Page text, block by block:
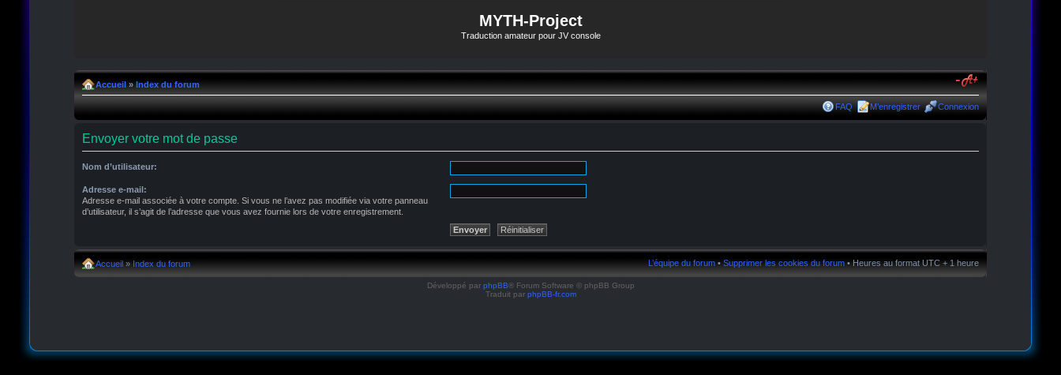
MYTH-Project
Traduction amateur pour JV console
Accueil» Index du forum
FAQ M’enregistrer Connexion
Envoyer votre mot de passe
Nom d’utilisateur:
Adresse e-mail:
Adresse e-mail associée à votre compte. Si vous ne l’avez pas modifiée via votre panneau
d’utilisateur, il s’agit de l’adresse que vous avez fournie lors de votre enregistrement.
Accueil» Index du forum L’équipe du forum •Supprimer les cookies du forum • Heures au format UTC + 1 heure
Développé par phpBB® Forum Software © phpBB Group
Traduit par phpBB-fr.com